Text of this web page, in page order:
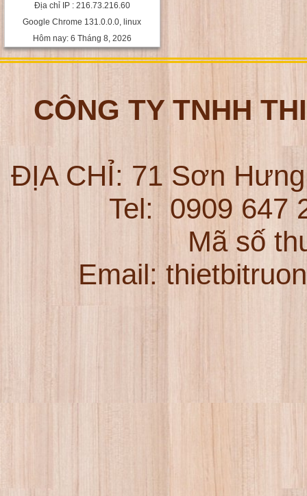
Địa chỉ IP : 216.73.216.60
Google Chrome 131.0.0.0, linux
Hôm nay: 6 Tháng 8, 2026
CÔNG TY TNHH
ĐỊA CHỈ: 71 Sơn
Tel: 0909
Mã số
Email: